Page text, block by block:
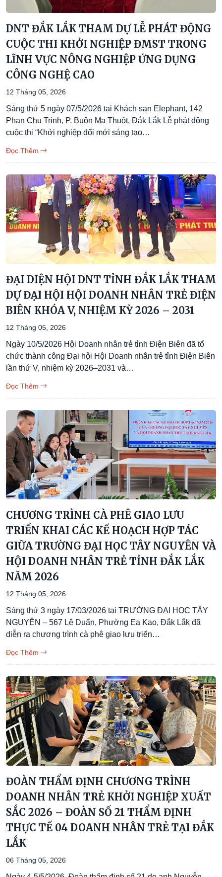
DNT ĐẮK LẮK THAM DỰ LỄ PHÁT ĐỘNG
CUỘC THI KHỞI NGHIỆP ĐMST TRONG
LĨNH VỰC NÔNG NGHIỆP ỨNG DỤNG
CÔNG NGHỆ CAO
12 Tháng 05, 2026
Sáng thứ 5 ngày 07/5/2026 tại Khách sạn Elephant, 142
Phan Chu Trinh, P. Buôn Ma Thuột, Đắk Lắk Lễ phát động
cuộc thi “Khởi nghiệp đổi mới sáng tạo…
Đọc Thêm
ĐẠI DIỆN HỘI DNT TỈNH ĐẮK LẮK THAM
DỰ ĐẠI HỘI HỘI DOANH NHÂN TRẺ ĐIỆN
BIÊN KHÓA V, NHIỆM KỲ 2026 – 2031
12 Tháng 05, 2026
Ngày 10/5/2026 Hội Doanh nhân trẻ tỉnh Điện Biên đã tổ
chức thành công Đại hội Hội Doanh nhân trẻ tỉnh Điện Biên
lần thứ V, nhiệm kỳ 2026–2031 và…
Đọc Thêm
CHƯƠNG TRÌNH CÀ PHÊ GIAO LƯU
TRIỂN KHAI CÁC KẾ HOẠCH HỢP TÁC
GIỮA TRƯỜNG ĐẠI HỌC TÂY NGUYÊN VÀ
HỘI DOANH NHÂN TRẺ TỈNH ĐẮK LẮK
NĂM 2026
12 Tháng 05, 2026
Sáng thứ 3 ngày 17/03/2026 tại TRƯỜNG ĐẠI HỌC TÂY
NGUYÊN – 567 Lê Duẩn, Phường Ea Kao, Đắk Lắk đã
diễn ra chương trình cà phê giao lưu triển…
Đọc Thêm
ĐOÀN THẨM ĐỊNH CHƯƠNG TRÌNH
DOANH NHÂN TRẺ KHỞI NGHIỆP XUẤT
SẮC 2026 – ĐOÀN SỐ 21 THẨM ĐỊNH
THỰC TẾ 04 DOANH NHÂN TRẺ TẠI ĐẮK
LẮK
06 Tháng 05, 2026